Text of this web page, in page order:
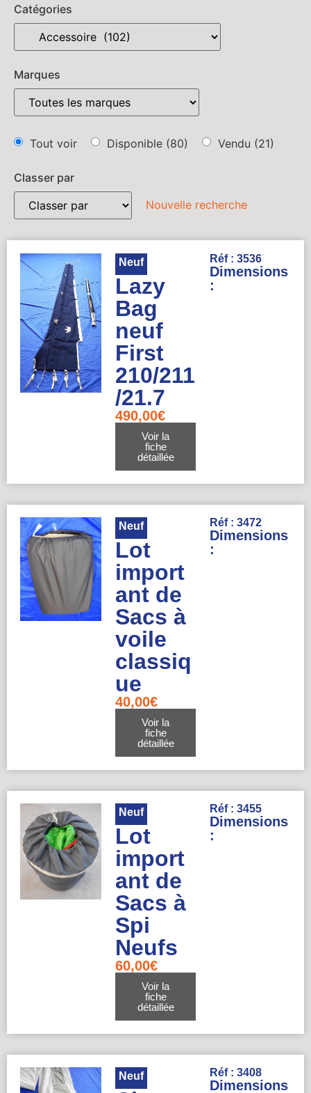
Catégories
Marques
Tout voir Disponible (80) Vendu (21)
Classer par
Nouvelle recherche
Neuf
Lazy
Bag
neuf
First
210/211
/21.7
490,00€
Voir la
fiche
détaillée
Réf : 3536
Dimensions
:
Neuf
Lot
import
ant de
Sacs à
voile
classiq
ue
40,00€
Voir la
fiche
détaillée
Réf : 3472
Dimensions
:
Neuf
Lot
import
ant de
Sacs à
Spi
Neufs
60,00€
Voir la
fiche
détaillée
Réf : 3455
Dimensions
:
Neuf Réf : 3408
Dimensions